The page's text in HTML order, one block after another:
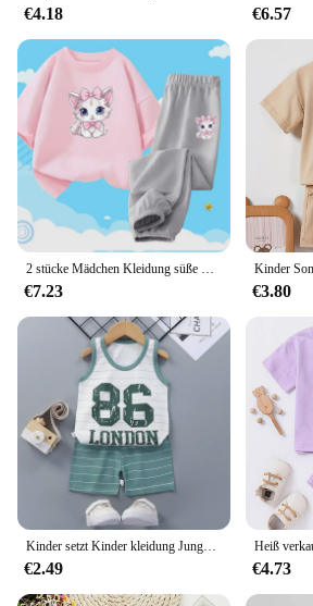
€4.18 €6.57
€7.23 €3.80
€2.49 €4.73